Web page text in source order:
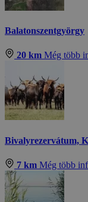
Balatonszentgyörgy
20 km Még több
Bivalyrezervátum,
7 km Még több